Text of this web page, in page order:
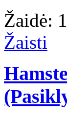
Žaidė:
Žaisti